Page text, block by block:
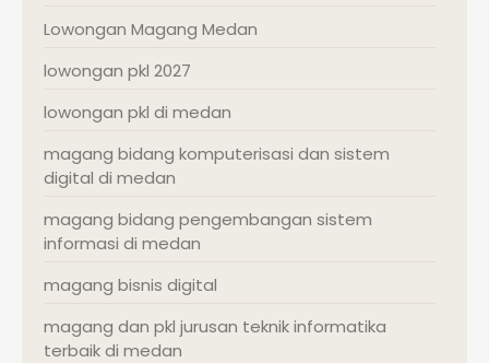
Lowongan Magang Medan
lowongan pkl 2027
lowongan pkl di medan
magang bidang komputerisasi dan sistem
digital di medan
magang bidang pengembangan sistem
informasi di medan
magang bisnis digital
magang dan pkl jurusan teknik informatika
terbaik di medan